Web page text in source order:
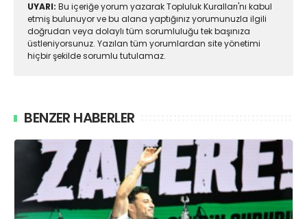
UYARI: Bu içeriğe yorum yazarak Topluluk Kuralları'nı kabul
etmiş bulunuyor ve bu alana yaptığınız yorumunuzla ilgili
doğrudan veya dolaylı tüm sorumluluğu tek başınıza
üstleniyorsunuz. Yazılan tüm yorumlardan site yönetimi
hiçbir şekilde sorumlu tutulamaz.
BENZER HABERLER